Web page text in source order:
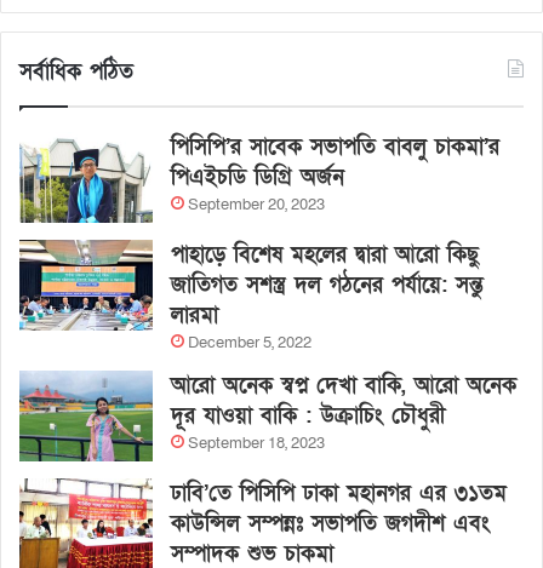
সর্বাধিক পঠিত
পিসিপি’র সাবেক সভাপতি বাবলু চাকমা’র
পিএইচডি ডিগ্রি অর্জন
September 20, 2023
পাহাড়ে বিশেষ মহলের দ্বারা আরো কিছু
জাতিগত সশস্ত্র দল গঠনের পর্যায়ে: সন্তু
লারমা
December 5, 2022
আরো অনেক স্বপ্ন দেখা বাকি, আরো অনেক
দূর যাওয়া বাকি : উক্রাচিং চৌধুরী
September 18, 2023
ঢাবি’তে পিসিপি ঢাকা মহানগর এর ৩১তম
কাউন্সিল সম্পন্নঃ সভাপতি জগদীশ এবং
সম্পাদক শুভ চাকমা